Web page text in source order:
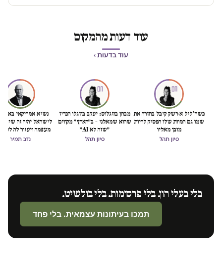
עוד דעות מהמקום
עוד בדעות ›
כשח'ליל א-רשק קיבל בחזרה את
שמו גם המוות שלו הפסיק להיות
מובן מאליו
סיון תהל
מבחן בוזגלוס: יעקב בוזגלו הכריז
שהוא שמאלני – ב״הארץ״ מקווים
״שזה לא AI״
סיון תהל
נשיא אמריקאי באמת
לישראל יהיה זה
מעצמה ויעזור לה
הכיבוש
נדב תמיר
בלי בעלי הון. בלי פרסומות. בלי בולשיט.
תמכו בעיתונות עצמאית. בלי פחד